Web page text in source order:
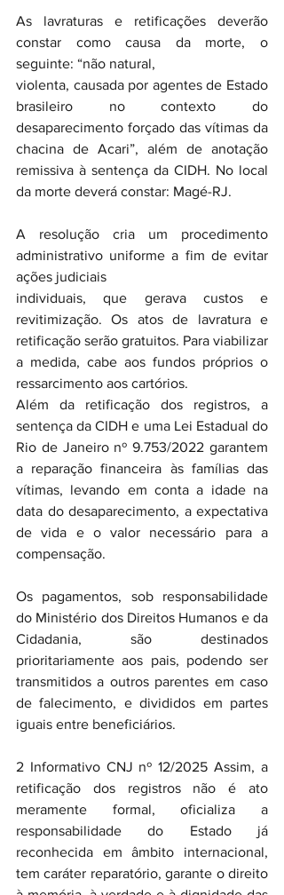
As lavraturas e retificações deverão
constar como causa da morte, o
seguinte: “não natural,
violenta, causada por agentes de Estado
brasileiro no contexto do
desaparecimento forçado das vítimas da
chacina de Acari”, além de anotação
remissiva à sentença da CIDH. No local
da morte deverá constar: Magé-RJ.
A resolução cria um procedimento
administrativo uniforme a fim de evitar
ações judiciais
individuais, que gerava custos e
revitimização. Os atos de lavratura e
retificação serão gratuitos. Para viabilizar
a medida, cabe aos fundos próprios o
ressarcimento aos cartórios.
Além da retificação dos registros, a
sentença da CIDH e uma Lei Estadual do
Rio de Janeiro nº 9.753/2022 garantem
a reparação financeira às famílias das
vítimas, levando em conta a idade na
data do desaparecimento, a expectativa
de vida e o valor necessário para a
compensação.
Os pagamentos, sob responsabilidade
do Ministério dos Direitos Humanos e da
Cidadania, são destinados
prioritariamente aos pais, podendo ser
transmitidos a outros parentes em caso
de falecimento, e divididos em partes
iguais entre beneficiários.
2 Informativo CNJ nº 12/2025 Assim, a
retificação dos registros não é ato
meramente formal, oficializa a
responsabilidade do Estado já
reconhecida em âmbito internacional,
tem caráter reparatório, garante o direito